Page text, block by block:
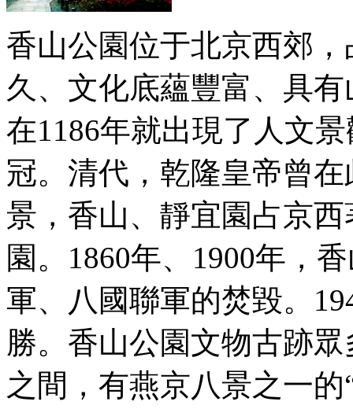
香山公園位于北京西郊
久、文化底蘊豐富、具
在1186年就出現了人文
冠。清代，乾隆皇帝曾
景，香山、靜宜園占京
園。1860年、1900年，
軍、八國聯軍的焚毀。
勝。香山公園文物古跡
之間，有燕京八景之一